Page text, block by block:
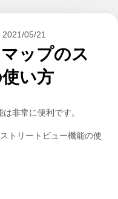
2021/05/21
ップのス
い方
非常に便利です。
トリートビュー機能の使